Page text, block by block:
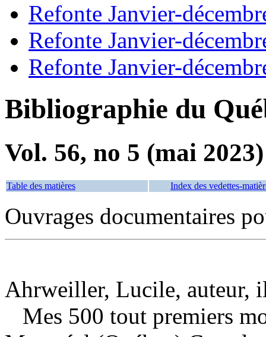
Refonte Janvier-
Refonte Janvier-
Refonte Janvier-
Bibliographie du
Vol. 56, no 5 (mai 2023)
Table des matières Index des vedettes-
Ouvrages documentaires
Ahrweiller, Lucile, auteur,
Mes 500 tout premiers